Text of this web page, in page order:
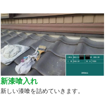
新漆喰入れ
新しい漆喰を詰めていきます。